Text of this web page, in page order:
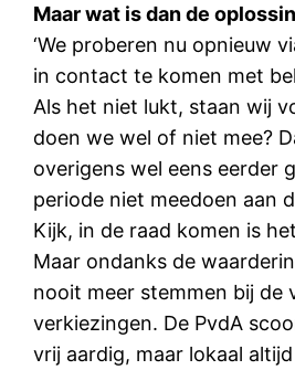
Maar wat is dan de
‘We proberen nu opnieuw
in contact te komen met
Als het niet lukt, staan wij
doen we wel of niet mee?
overigens wel eens eerder
periode niet meedoen aan
Kijk, in de raad komen is
Maar ondanks de
nooit meer stemmen bij de
verkiezingen. De PvdA
vrij aardig, maar lokaal